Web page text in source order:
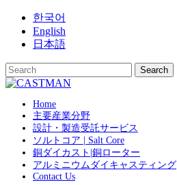
Skip
content
한국어
English
日本語
Home
主要産業分野
設計・製造受託サービス
ソルトコア | Salt Core
銅ダイカスト|銅ローター
アルミニウムダイキャスティング
Contact Us